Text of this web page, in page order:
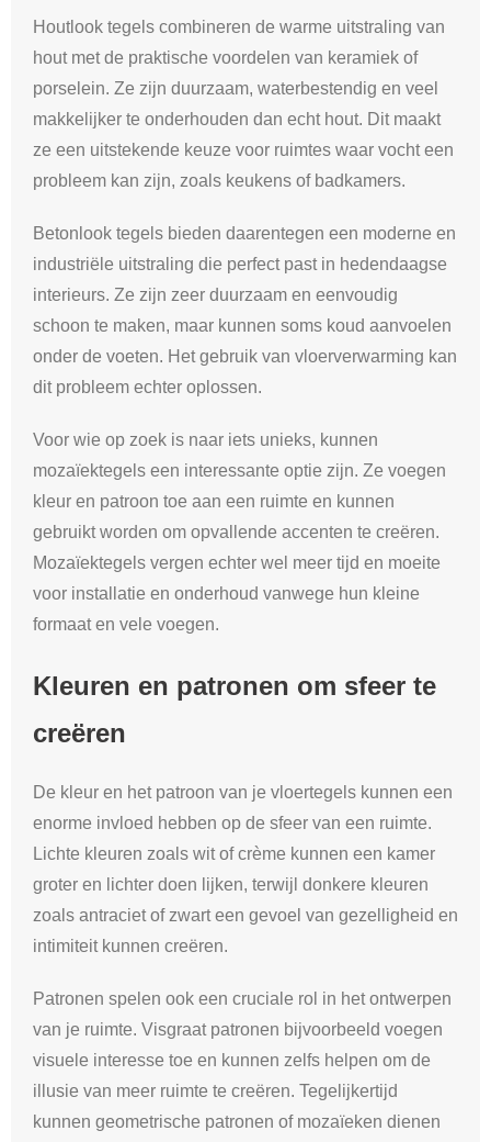
Houtlook tegels combineren de warme uitstraling van
hout met de praktische voordelen van keramiek of
porselein. Ze zijn duurzaam, waterbestendig en veel
makkelijker te onderhouden dan echt hout. Dit maakt
ze een uitstekende keuze voor ruimtes waar vocht een
probleem kan zijn, zoals keukens of badkamers.
Betonlook tegels bieden daarentegen een moderne en
industriële uitstraling die perfect past in hedendaagse
interieurs. Ze zijn zeer duurzaam en eenvoudig
schoon te maken, maar kunnen soms koud aanvoelen
onder de voeten. Het gebruik van vloerverwarming kan
dit probleem echter oplossen.
Voor wie op zoek is naar iets unieks, kunnen
mozaïektegels een interessante optie zijn. Ze voegen
kleur en patroon toe aan een ruimte en kunnen
gebruikt worden om opvallende accenten te creëren.
Mozaïektegels vergen echter wel meer tijd en moeite
voor installatie en onderhoud vanwege hun kleine
formaat en vele voegen.
Kleuren en patronen om sfeer te
creëren
De kleur en het patroon van je vloertegels kunnen een
enorme invloed hebben op de sfeer van een ruimte.
Lichte kleuren zoals wit of crème kunnen een kamer
groter en lichter doen lijken, terwijl donkere kleuren
zoals antraciet of zwart een gevoel van gezelligheid en
intimiteit kunnen creëren.
Patronen spelen ook een cruciale rol in het ontwerpen
van je ruimte. Visgraat patronen bijvoorbeeld voegen
visuele interesse toe en kunnen zelfs helpen om de
illusie van meer ruimte te creëren. Tegelijkertijd
kunnen geometrische patronen of mozaïeken dienen